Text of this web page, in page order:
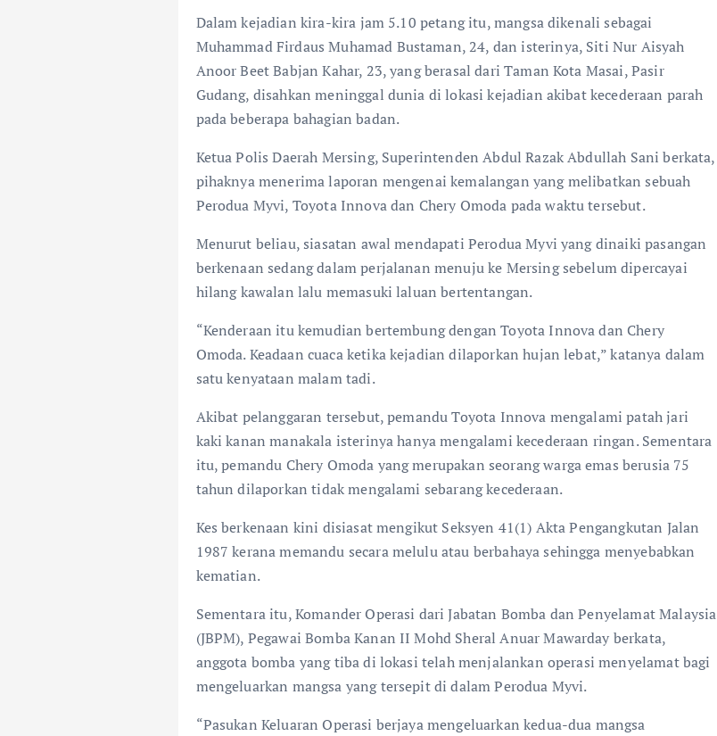
o
k
p
p
Dalam kejadian kira-kira jam 5.10 petang itu, mangsa dikenali sebagai
Muhammad Firdaus Muhamad Bustaman, 24, dan isterinya, Siti Nur Aisyah
Anoor Beet Babjan Kahar, 23, yang berasal dari Taman Kota Masai, Pasir
Gudang, disahkan meninggal dunia di lokasi kejadian akibat kecederaan parah
pada beberapa bahagian badan.
Ketua Polis Daerah Mersing, Superintenden Abdul Razak Abdullah Sani berkata,
pihaknya menerima laporan mengenai kemalangan yang melibatkan sebuah
Perodua Myvi, Toyota Innova dan Chery Omoda pada waktu tersebut.
Menurut beliau, siasatan awal mendapati Perodua Myvi yang dinaiki pasangan
berkenaan sedang dalam perjalanan menuju ke Mersing sebelum dipercayai
hilang kawalan lalu memasuki laluan bertentangan.
“Kenderaan itu kemudian bertembung dengan Toyota Innova dan Chery
Omoda. Keadaan cuaca ketika kejadian dilaporkan hujan lebat,” katanya dalam
satu kenyataan malam tadi.
Akibat pelanggaran tersebut, pemandu Toyota Innova mengalami patah jari
kaki kanan manakala isterinya hanya mengalami kecederaan ringan. Sementara
itu, pemandu Chery Omoda yang merupakan seorang warga emas berusia 75
tahun dilaporkan tidak mengalami sebarang kecederaan.
Kes berkenaan kini disiasat mengikut Seksyen 41(1) Akta Pengangkutan Jalan
1987 kerana memandu secara melulu atau berbahaya sehingga menyebabkan
kematian.
Sementara itu, Komander Operasi dari Jabatan Bomba dan Penyelamat Malaysia
(JBPM), Pegawai Bomba Kanan II Mohd Sheral Anuar Mawarday berkata,
anggota bomba yang tiba di lokasi telah menjalankan operasi menyelamat bagi
mengeluarkan mangsa yang tersepit di dalam Perodua Myvi.
“Pasukan Keluaran Operasi berjaya mengeluarkan kedua-dua mangsa